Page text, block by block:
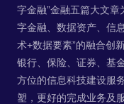
字金融”金融五篇大文
字金融、数据资产、信
术+数据要素”的融合创
银行、保险、证券、基
方位的信息科技建设服
塑，更好的完成业务及